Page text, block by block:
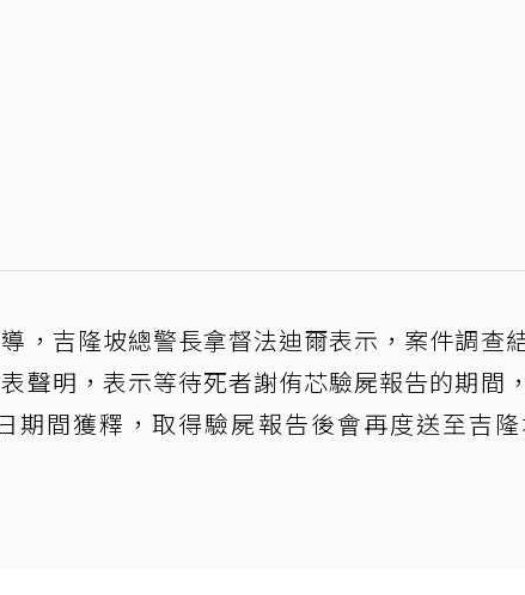
，吉隆坡總警長拿督法迪爾表示，案件調查
聲明，表示等待死者謝侑芯驗屍報告的期間
期間獲釋，取得驗屍報告後會再度送至吉